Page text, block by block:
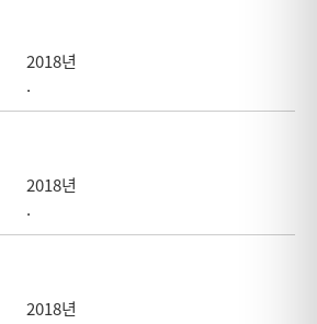
2018년
.
2018년
.
2018년